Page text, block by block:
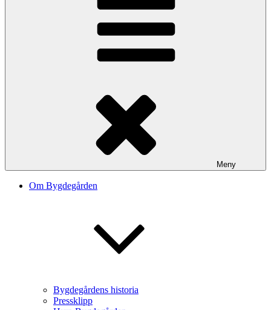
Meny
Om Bygdegården
Bygdegårdens historia
Pressklipp